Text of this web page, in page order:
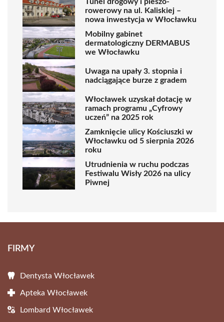
rowerowy na ul. Kaliskiej –
nowa inwestycja w Włocławku
Mobilny gabinet
dermatologiczny DERMABUS
we Włocławku
Uwaga na upały 3. stopnia i
nadciągające burze z gradem
Włocławek uzyskał dotację w
ramach programu „Cyfrowy
uczeń” na 2025 rok
Zamknięcie ulicy Kościuszki w
Włocławku od 5 sierpnia 2026
roku
Utrudnienia w ruchu podczas
Festiwalu Wisły 2026 na ulicy
Piwnej
FIRMY
Dentysta Włocławek
Apteka Włocławek
Lombard Włocławek